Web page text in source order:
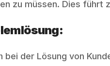
zu müssen. Dies führt
bei der Lösung von